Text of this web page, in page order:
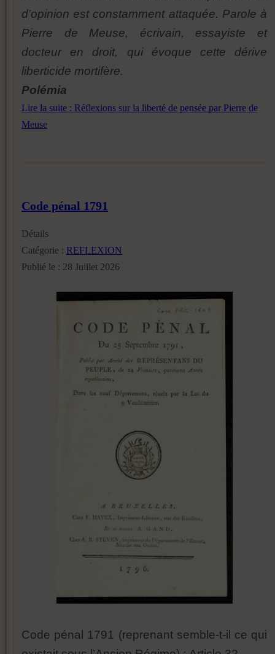
d’opinion est constamment attaquée. Parole à
Pierre de Meuse, écrivain, essayiste et
docteur en droit, qui évoque cette dérive
liberticide mortifère.
Polémia
Lire la suite : Réflexions sur la liberté de pensée par Pierre de
Meuse
Code pénal 1791
Détails
Catégorie : REFLEXION
Publié le : 28 Juillet 2026
Code pénal 1791 (reprenant semble-t-il ce qui